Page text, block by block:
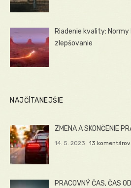
Riadenie kvality: Normy
zlepšovanie
NAJČÍTANEJŠIE
ZMENA A SKONČENIE
14. 5. 2023 13 komentárov
PRACOVNÝ ČAS, ČAS